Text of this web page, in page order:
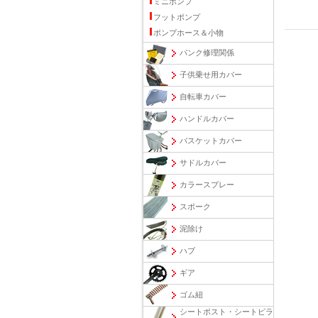
フットポンプ
ポンプホース＆小物
パンク修理関係
子供乗せ用カバー
自転車カバー
ハンドルカバー
バスケットカバー
サドルカバー
カラースプレー
スポーク
泥除け
ハブ
ギア
ゴム紐
シートポスト・シートピラ